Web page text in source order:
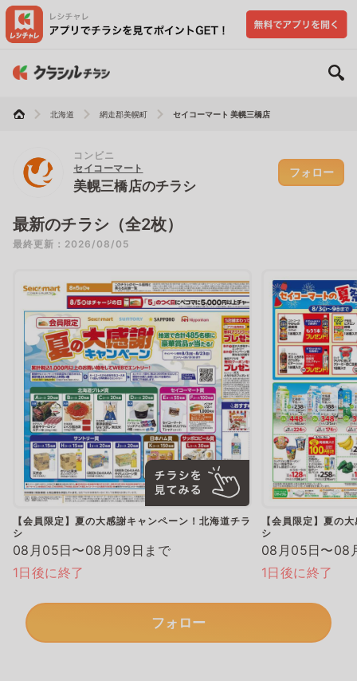
北海道 網走郡美幌町 セイコーマート 美幌三橋店
コンビニ
セイコーマート
美幌三橋店のチラシ
フォロー
最新のチラシ（全2枚）
最終更新：2026/08/05
【会員限定】夏の大感謝キャンペーン！北海道チラ
シ
08月05日〜08月09日まで
1日後に終了
【会員限定】夏の
シ
08月05日〜08
1日後に終了
フォロー